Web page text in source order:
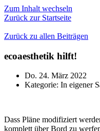
Zum Inhalt wechseln
Zurück zur Startseite
Zurück zu allen Beiträgen
ecoaesthetik hilft!
Do. 24. März 2022
Kategorie: In eigener
Dass Pläne modifiziert
komplett über Bord zu